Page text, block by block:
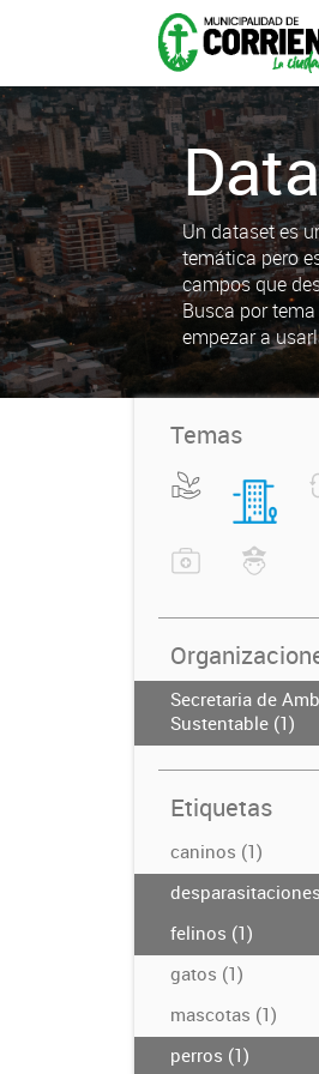
Un dataset es
temática pero
campos que
Busca por
empezar a
Temas
Secretaria de
Sustentable (1)
Etiquetas
caninos (1)
felinos (1)
gatos (1)
mascotas (1)
perros (1)